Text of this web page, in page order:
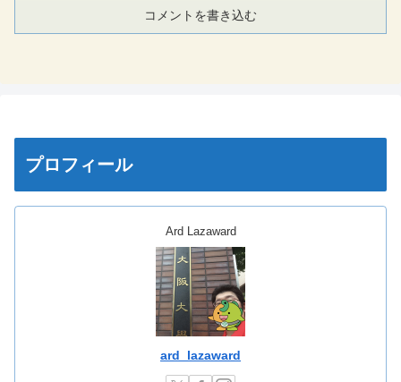
コメントを書き込む
プロフィール
Ard Lazaward
ard_lazaward